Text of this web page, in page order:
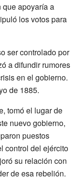
que apoyaría a
los votos para
ser controlado por
a difundir rumores
en el gobierno.
de 1885.
tomó el lugar de
nuevo gobierno,
puestos
control del ejército
su relación con
de esa rebelión.